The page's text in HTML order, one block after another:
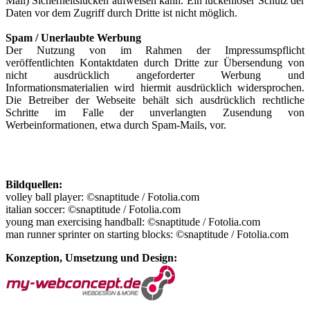
Daten vor dem Zugriff durch Dritte ist nicht möglich.
Spam / Unerlaubte Werbung
Der Nutzung von im Rahmen der Impressumspflicht
veröffentlichten Kontaktdaten durch Dritte zur Übersendung von
nicht ausdrücklich angeforderter Werbung und
Informationsmaterialien wird hiermit ausdrücklich widersprochen.
Die Betreiber der Webseite behält sich ausdrücklich rechtliche
Schritte im Falle der unverlangten Zusendung von
Werbeinformationen, etwa durch Spam-Mails, vor.
Bildquellen:
volley ball player: ©snaptitude / Fotolia.com
italian soccer: ©snaptitude / Fotolia.com
young man exercising handball: ©snaptitude / Fotolia.com
man runner sprinter on starting blocks: ©snaptitude / Fotolia.com
Konzeption, Umsetzung und Design: